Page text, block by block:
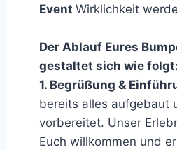
Event Wirklichkeit
Der Ablauf Eures
gestaltet sich wie folgt:
1. Begrüßung &
bereits alles aufgebaut
vorbereitet. Unser
Euch willkommen und